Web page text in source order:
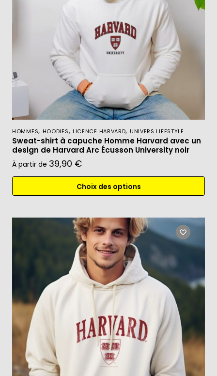
HOMMES, HOODIES, LICENCE HARVARD, UNIVERS LIFESTYLE
Sweat-shirt à capuche Homme Harvard avec un
design de Harvard Arc Écusson University noir
À partir de 39,90 €
Choix des options